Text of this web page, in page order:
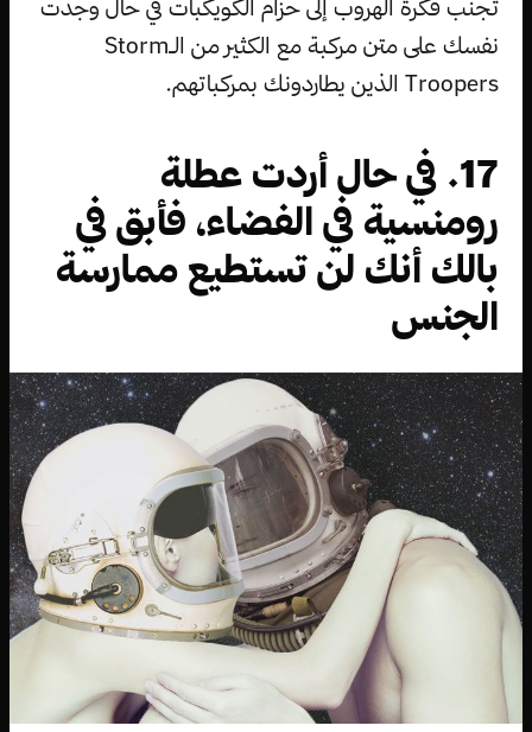
تجنب فكرة الهروب إلى حزام الكويكبات في حال وجدت
نفسك على متن مركبة مع الكثير من الـStorm
Troopers الذين يطاردونك بمركباتهم.
17. في حال أردت عطلة
رومنسية في الفضاء، فأبق في
بالك أنك لن تستطيع ممارسة
الجنس